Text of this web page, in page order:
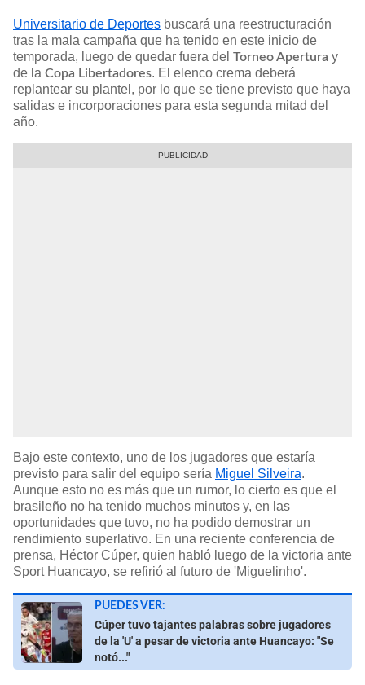
Universitario de Deportes buscará una reestructuración
tras la mala campaña que ha tenido en este inicio de
temporada, luego de quedar fuera del Torneo Apertura y
de la Copa Libertadores. El elenco crema deberá
replantear su plantel, por lo que se tiene previsto que haya
salidas e incorporaciones para esta segunda mitad del
año.
Bajo este contexto, uno de los jugadores que estaría
previsto para salir del equipo sería Miguel Silveira.
Aunque esto no es más que un rumor, lo cierto es que el
brasileño no ha tenido muchos minutos y, en las
oportunidades que tuvo, no ha podido demostrar un
rendimiento superlativo. En una reciente conferencia de
prensa, Héctor Cúper, quien habló luego de la victoria ante
Sport Huancayo, se refirió al futuro de 'Miguelinho'.
PUEDES VER:
Cúper tuvo tajantes palabras sobre jugadores
de la 'U' a pesar de victoria ante Huancayo: "Se
notó..."